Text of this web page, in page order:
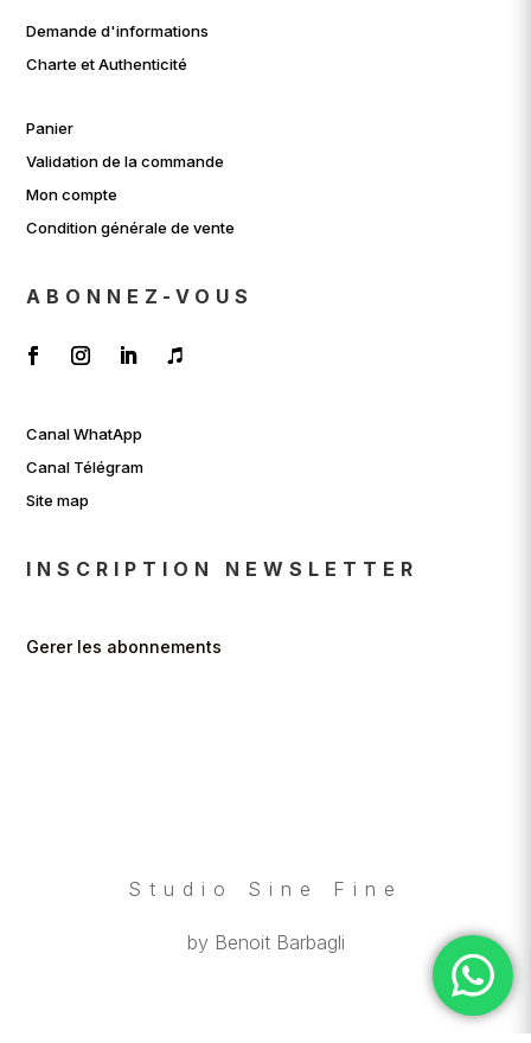
Demande d'informations
Charte et Authenticité
Panier
Validation de la commande
Mon compte
Condition générale de vente
ABONNEZ-VOUS
Canal WhatApp
Canal Télégram
Site map
INSCRIPTION NEWSLETTER
Gerer les abonnements
Studio Sine Fine
by Benoit Barbagli